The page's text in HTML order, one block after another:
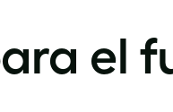
el